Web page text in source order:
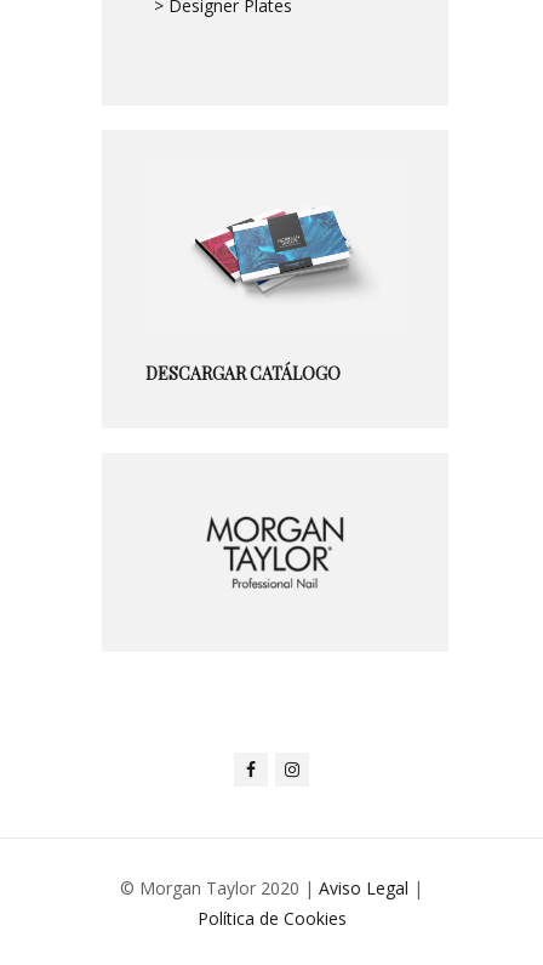
> Designer Plates
DESCARGAR CATÁLOGO
© Morgan Taylor 2020 | Aviso Legal |
Política de Cookies